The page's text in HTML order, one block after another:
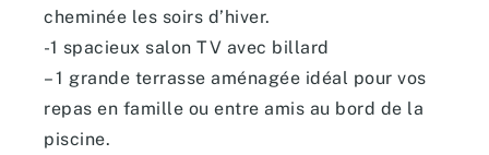
cheminée les soirs d’hiver.
-1 spacieux salon TV avec billard
– 1 grande terrasse aménagée idéal pour vos
repas en famille ou entre amis au bord de la
piscine.